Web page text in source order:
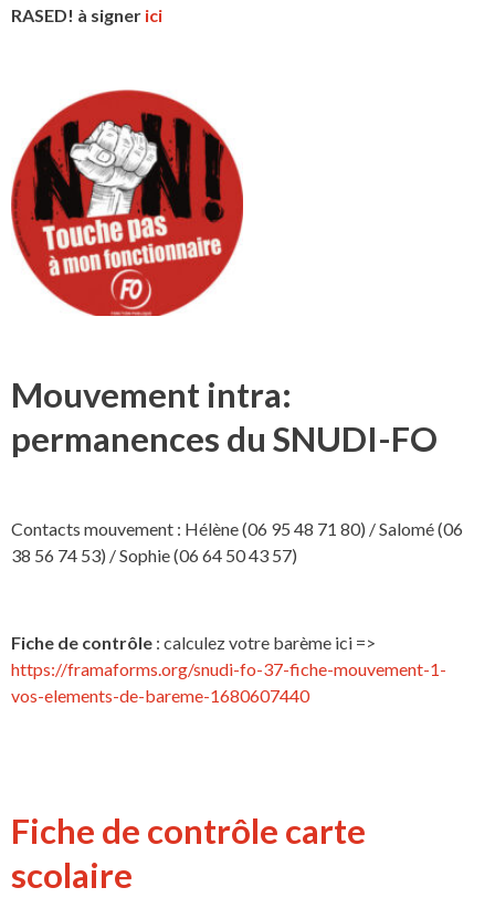
RASED! à signer ici
Mouvement intra:
permanences du SNUDI-FO
Contacts mouvement : Hélène (06 95 48 71 80) / Salomé (06
38 56 74 53) / Sophie (06 64 50 43 57)
Fiche de contrôle : calculez votre barème ici =>
https://framaforms.org/snudi-fo-37-fiche-mouvement-1-
vos-elements-de-bareme-1680607440
Fiche de contrôle carte
scolaire